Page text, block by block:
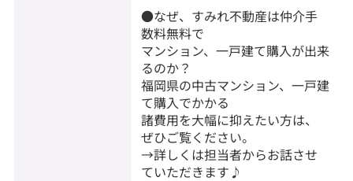
●なぜ、すみれ不動産は仲介手
数料無料で
マンション、一戸建て購入が出来
るのか？
福岡県の中古マンション、一戸建
て購入でかかる
諸費用を大幅に抑えたい方は、
ぜひご覧ください。
→詳しくは担当者からお話させ
ていただきます♪